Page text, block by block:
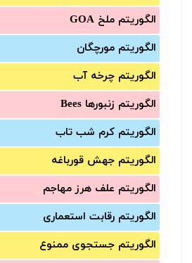
الگوریتم ملخ GOA
الگوریتم مورچگان
الگوریتم چرخه آب
الگوریتم زنبورها Bees
الگوریتم کرم شب تاب
الگوریتم جهش قورباغه
الگوریتم علف هرز مهاجم
الگوریتم رقابت استعماری
الگوریتم جستجوی ممنوع